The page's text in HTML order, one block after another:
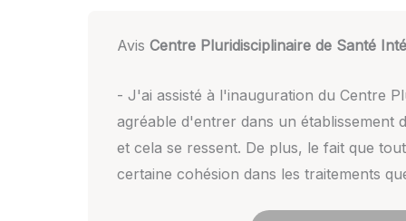
Avis Centre Pluridisciplinaire de Santé
- J'ai assisté à l'inauguration du Centre
agréable d'entrer dans un établissement
et cela se ressent. De plus, le fait que
certaine cohésion dans les traitements